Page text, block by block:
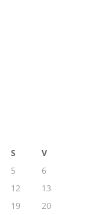
S
V
5
6
12
13
19
20